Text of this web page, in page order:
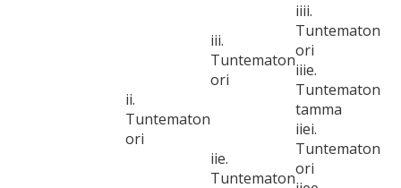
ii.
Tuntematon
ori
iii.
Tuntematon
ori
iiii.
Tuntematon
ori
iiie.
Tuntematon
tamma
iie.
Tuntematon
iiei.
Tuntematon
ori